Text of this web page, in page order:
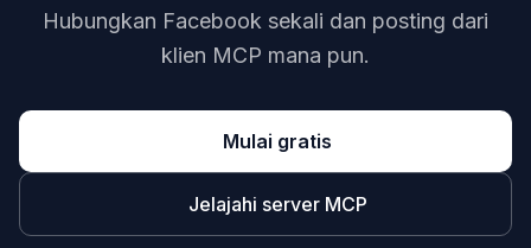
Hubungkan Facebook sekali dan posting dari
klien MCP mana pun.
Mulai gratis
Jelajahi server MCP